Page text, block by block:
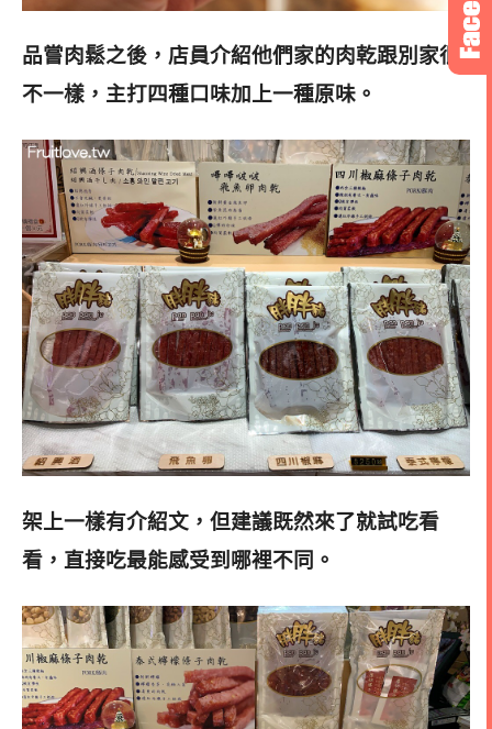
品嘗肉鬆之後，店員介紹他們家的肉乾跟別家很
不一樣，主打四種口味加上一種原味 。
架上一樣有介紹文，但建議既然來了就試吃看
看，直接吃最能感受到哪裡不同 。